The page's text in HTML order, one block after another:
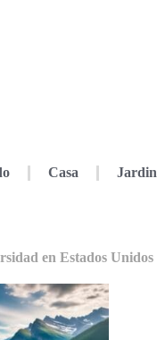
Casa Jardin
en Estados Unidos